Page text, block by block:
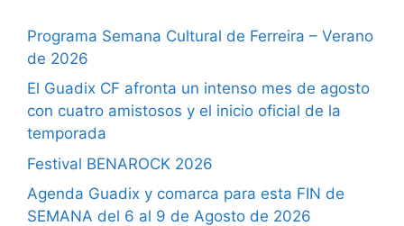
Programa Semana Cultural de Ferreira – Verano
de 2026
El Guadix CF afronta un intenso mes de agosto
con cuatro amistosos y el inicio oficial de la
temporada
Festival BENAROCK 2026
Agenda Guadix y comarca para esta FIN de
SEMANA del 6 al 9 de Agosto de 2026